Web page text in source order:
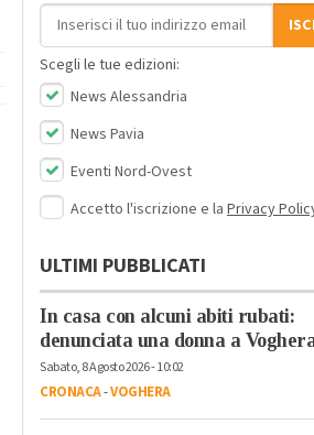
Indirizzo email
Scegli le tue edizioni:
News Alessandria
News Pavia
Eventi Nord-Ovest
Accetto l'iscrizione e la Privacy
ULTIMI PUBBLICATI
In casa con alcuni abiti rubati:
denunciata una donna a
Sabato, 8 Agosto 2026 - 10:02
CRONACA-VOGHERA